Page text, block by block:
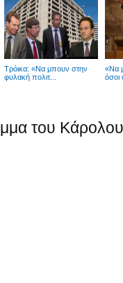
Tρόικα: «Να μπουν στην
φυλακή πολιτ...
«Να
όσοι
του